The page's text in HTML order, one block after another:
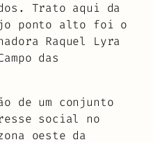
Trato aqui da
ponto alto foi o
Raquel Lyra
das
de um conjunto
social no
oeste da